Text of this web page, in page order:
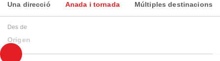
Una direcció Anada i tornada Múltiples destinacions
Des de
Origen